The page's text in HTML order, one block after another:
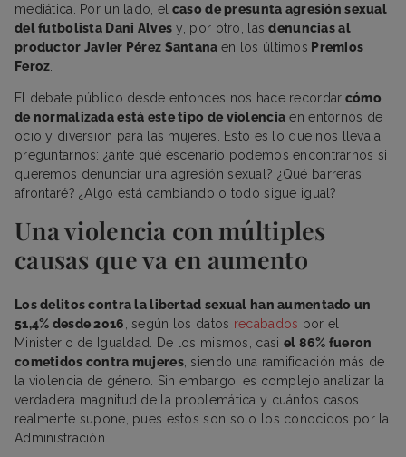
mediática. Por un lado, el caso de presunta agresión sexual
del futbolista Dani Alves y, por otro, lasdenuncias al
productor Javier Pérez Santana en los últimos Premios
Feroz
El debate público desde entonces nos hace recordar cómo
de normalizada está este tipo de violencia en entornos de
ocio y diversión para las mujeres. Esto es lo que nos lleva a
preguntarnos: ¿ante qué escenario podemos encontrarnos si
queremos denunciar una agresión sexual? ¿Qué barreras
afrontaré? ¿Algo está cambiando o todo sigue igual?
Una violencia con múltiples
causas que va en aumento
Los delitos contra la libertad sexual han aumentado un
51,4% desde 2016
, según los datos recabados por el
Ministerio de Igualdad. De los mismos, casi el 86% fueron
cometidos contra mujeres, siendo una ramificación más de
la violencia de género. Sin embargo, es complejo analizar la
verdadera magnitud de la problemática y cuántos casos
realmente supone, pues estos son solo los conocidos por la
Administración.